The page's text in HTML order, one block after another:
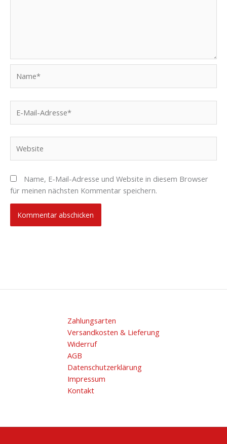
Mail-
Name, E-Mail-Adresse und Website in diesem Browser
für meinen nächsten Kommentar speichern.
Zahlungsarten
Versandkosten & Lieferung
Widerruf
AGB
Datenschutzerklärung
Impressum
Kontakt